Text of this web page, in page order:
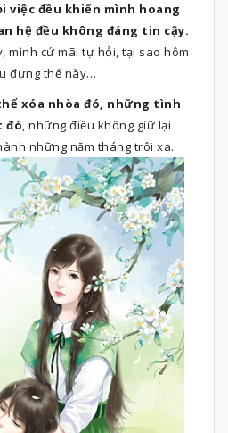
việc đều khiến mình hoang
hệ đều không đáng tin cậy.
mình cứ mãi tự hỏi, tại sao hôm
đựng thế này…
xóa nhòa đó, những tình
đó, những điều không giữ lại
những năm tháng trôi xa.